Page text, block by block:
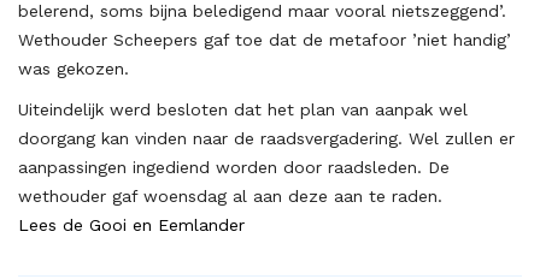
belerend, soms bijna beledigend maar vooral nietszeggend’.
Wethouder Scheepers gaf toe dat de metafoor ’niet handig’
was gekozen.
Uiteindelijk werd besloten dat het plan van aanpak wel
doorgang kan vinden naar de raadsvergadering. Wel zullen er
aanpassingen ingediend worden door raadsleden. De
wethouder gaf woensdag al aan deze aan te raden.
Lees de Gooi en Eemlander